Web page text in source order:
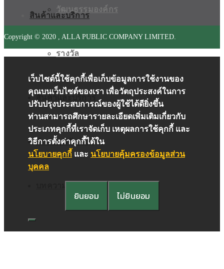
วัฒนธรรมองค์กร
รางวัล
นักลงทุนสัมพันธ์
สินค้าและบริการ
Copyright © 2020 , ALLA PUBLIC COMPANY LIMITED.
เว็บไซต์นี้ใช้คุกกี้เพื่อเก็บข้อมูลการใช้งานของ
คุณบนเว็บไซต์ของเรา เพื่อวัตถุประสงค์ในการ
ปรับปรุงประสบการณ์ของผู้ใช้ได้ดียิ่งขึ้น
ท่านสามารถศึกษารายละเอียดเพิ่มเติมเกี่ยวกับ
ประเภทคุกกี้ที่เราจัดเก็บ เหตุผลการใช้คุกกี้ และ
วิธีการตั้งค่าคุกกี้ได้ใน
นโยบายคุกกี้ และ นโยบายคุ้มครองข้อมูลส่วน
บุคคล
ยินยอม ไม่ยินยอม